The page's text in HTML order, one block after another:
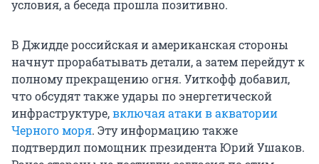
условия, а беседа прошла позитивно.
В Джидде российская и американская стороны
начнут прорабатывать детали, а затем перейдут к
полному прекращению огня. Уиткофф добавил,
что обсудят также удары по энергетической
инфраструктуре,включая атаки в акватории
Черного моря. Эту информацию также
подтвердил помощник президента Юрий Ушаков.